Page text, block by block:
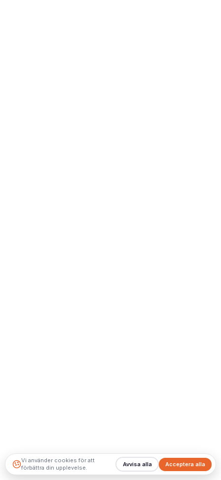
Vi använder cookies för att
förbättra din upplevelse.
Acceptera alla
Avvisa alla